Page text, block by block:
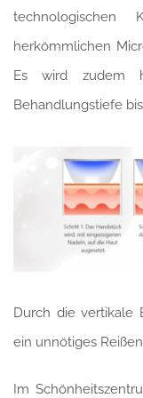
herkömmlichen
Es wird zudem
Behandlungstiefe
Durch die vertikale
ein unnötiges
Im